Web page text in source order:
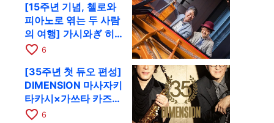
[15주년 기념, 첼로와
피아노로 엮는 두 사람
의 여행] 가시와ぎ 히
로키 & 미쓰다 겐이치
RAG로
favorite_border 6
[35주년 첫 듀오 편성]
DIMENSION 마사자키
타카시×가쓰타 카즈키
가 10월 11일 교토
favorite_border 6